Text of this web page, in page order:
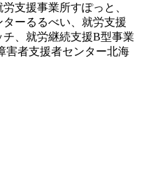
支援事業所すぽっと、
ターるるべい、就労支援
、就労継続支援B型事業
害者支援者センター北海